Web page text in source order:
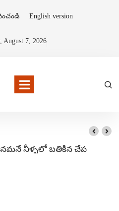
English version
August 7, 2026
నీళ్ళలో బతికిన చేప